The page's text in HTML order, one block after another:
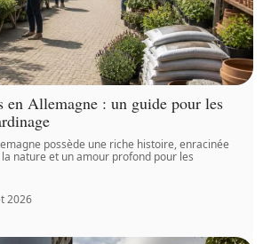
en Allemagne : un guide pour les
possède une riche histoire, enracinée
nature et un amour profond pour les
2026